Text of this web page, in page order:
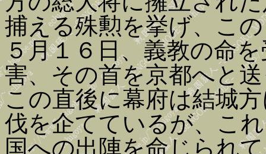
捕える殊勲を挙げ、こ
５月１６日、義教の命
害、その首を京都へと
この直後に幕府は結城
伐を企てているが、こ
国への出陣を命じられ